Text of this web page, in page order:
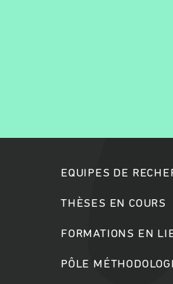
EQUIPES DE
THÈSES EN COURS
FORMATIONS EN
PÔLE